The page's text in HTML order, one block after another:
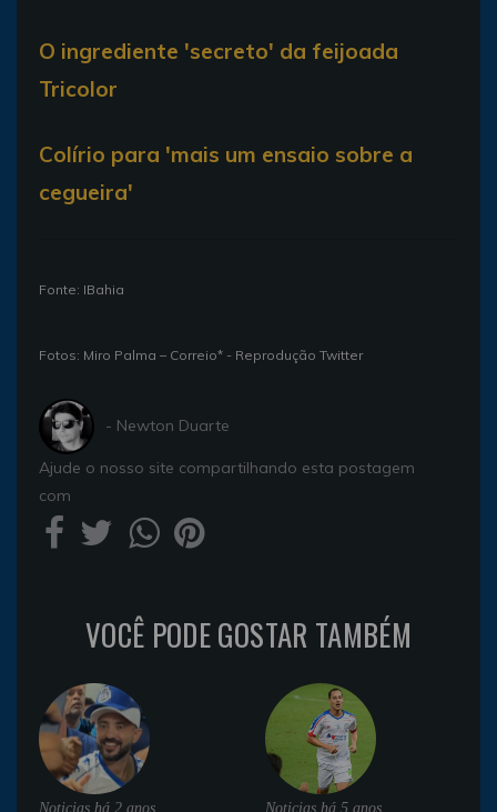
O ingrediente 'secreto' da feijoada
Tricolor
Colírio para 'mais um ensaio sobre a
cegueira'
Fonte: IBahia
Fotos: Miro Palma – Correio* - Reprodução Twitter
- Newton Duarte
Ajude o nosso site compartilhando esta postagem
com
VOCÊ PODE GOSTAR TAMBÉM
Noticias há 2 anos Noticias há 5 anos